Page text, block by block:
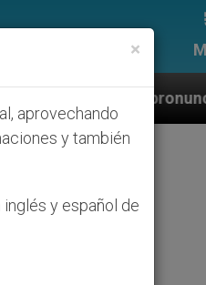
ante caso de
×
aprovechando
y también
y español de